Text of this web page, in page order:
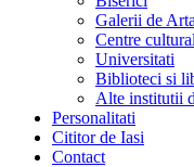
Galerii de Arta
Centre
Universitati
Biblioteci si
Alte institutii
Personalitati
Cititor de Iasi
Contact